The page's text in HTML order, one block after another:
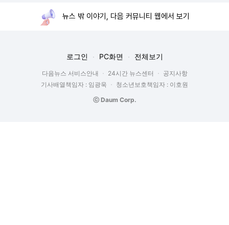
뉴스 밖 이야기, 다음 커뮤니티 웹에서 보기
로그인 PC화면 전체보기
다음뉴스 서비스안내 24시간 뉴스센터
공지사항
기사배열책임자 : 임광욱
청소년보호책임자 : 이호원
ⓒ Daum Corp.